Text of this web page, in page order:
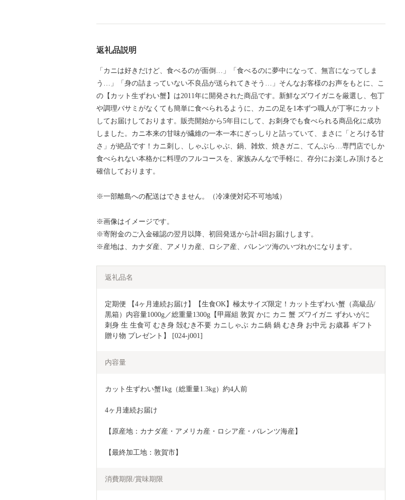
返礼品説明
「カニは好きだけど、食べるのが面倒…」「食べるのに夢中になって、無言になってしま
う…」「身の詰まっていない不良品が送られてきそう…」そんなお客様のお声をもとに、こ
の【カット生ずわい蟹】は2011年に開発された商品です。新鮮なズワイガニを厳選し、包丁
や調理バサミがなくても簡単に食べられるように、カニの足を1本ずつ職人が丁寧にカット
してお届けしております。販売開始から5年目にして、お刺身でも食べられる商品化に成功
しました。カニ本来の甘味が繊維の一本一本にぎっしりと詰っていて、まさに「とろける甘
さ」が絶品です！カニ刺し、しゃぶしゃぶ、鍋、雑炊、焼きガニ、てんぷら…専門店でしか
食べられない本格かに料理のフルコースを、家族みんなで手軽に、存分にお楽しみ頂けると
確信しております。
※一部離島への配送はできません。（冷凍便対応不可地域）
※画像はイメージです。
※寄附金のご入金確認の翌月以降、初回発送から計4回お届けします。
※産地は、カナダ産、アメリカ産、ロシア産、バレンツ海のいづれかになります。
返礼品名
定期便 【4ヶ月連続お届け】【生食OK】極太サイズ限定！カット生ずわい蟹（高級品/
黒箱）内容量1000g／総重量1300g【甲羅組 敦賀 かに カニ 蟹 ズワイガニ ずわいがに
刺身 生 生食可 むき身 殻むき不要 カニしゃぶ カニ鍋 鍋 むき身 お中元 お歳暮 ギフト
贈り物 プレゼント】 [024-j001]
内容量
カット生ずわい蟹1kg（総重量1.3kg）約4人前
4ヶ月連続お届け
【原産地：カナダ産・アメリカ産・ロシア産・バレンツ海産】
【最終加工地：敦賀市】
消費期限/賞味期限